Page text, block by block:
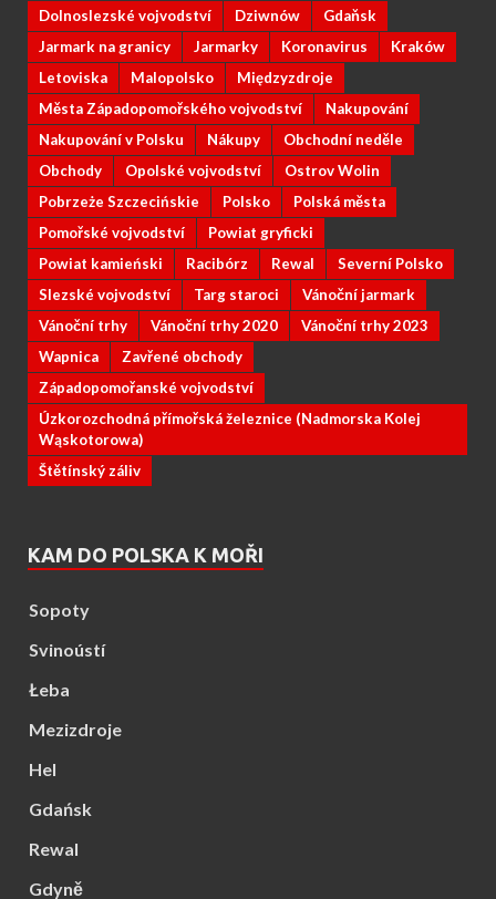
Dolnoslezské vojvodství
Dziwnów
Gdaňsk
Jarmark na granicy
Jarmarky Koronavirus
Kraków
Letoviska
Malopolsko
Międzyzdroje
Města Západopomořského vojvodství
Nakupování
Nakupování v Polsku
Nákupy
Obchodní neděle
Obchody
Opolské vojvodství
Ostrov Wolin
Pobrzeże Szczecińskie
Polsko
Polská města
Pomořské vojvodství
Powiat gryficki
Powiat kamieński
Racibórz Rewal
Severní Polsko
Slezské vojvodství
Targ staroci
Vánoční jarmark
Vánoční trhy
Vánoční trhy 2020
Vánoční trhy 2023
Wapnica
Zavřené obchody
Západopomořanské vojvodství
Úzkorozchodná přímořská železnice (Nadmorska Kolej
Wąskotorowa)
Štětínský záliv
KAM DO POLSKA K MOŘI
Sopoty
Svinoústí
Łeba
Mezizdroje
Hel
Gdańsk
Rewal
Gdyně